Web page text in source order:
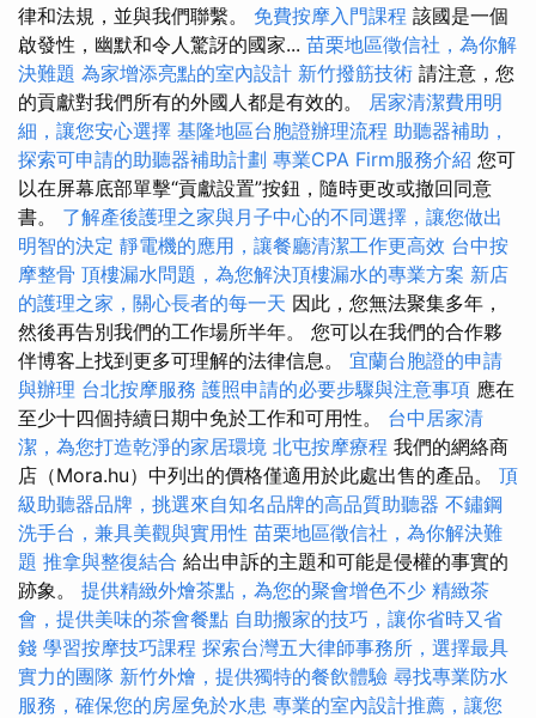
律和法規，並與我們聯繫。 免費按摩入門課程 該國是一個
啟發性，幽默和令人驚訝的國家... 苗栗地區徵信社，為你解
決難題 為家增添亮點的室內設計 新竹撥筋技術 請注意，您
的貢獻對我們所有的外國人都是有效的。 居家清潔費用明
細，讓您安心選擇 基隆地區台胞證辦理流程 助聽器補助，
探索可申請的助聽器補助計劃 專業CPA Firm服務介紹 您可
以在屏幕底部單擊“貢獻設置”按鈕，隨時更改或撤回同意
書。 了解產後護理之家與月子中心的不同選擇，讓您做出
明智的決定 靜電機的應用，讓餐廳清潔工作更高效 台中按
摩整骨 頂樓漏水問題，為您解決頂樓漏水的專業方案 新店
的護理之家，關心長者的每一天 因此，您無法聚集多年，
然後再告別我們的工作場所半年。 您可以在我們的合作夥
伴博客上找到更多可理解的法律信息。 宜蘭台胞證的申請
與辦理 台北按摩服務 護照申請的必要步驟與注意事項 應在
至少十四個持續日期中免於工作和可用性。 台中居家清
潔，為您打造乾淨的家居環境 北屯按摩療程 我們的網絡商
店（Mora.hu）中列出的價格僅適用於此處出售的產品。 頂
級助聽器品牌，挑選來自知名品牌的高品質助聽器 不鏽鋼
洗手台，兼具美觀與實用性 苗栗地區徵信社，為你解決難
題 推拿與整復結合 給出申訴的主題和可能是侵權的事實的
跡象。 提供精緻外燴茶點，為您的聚會增色不少 精緻茶
會，提供美味的茶會餐點 自助搬家的技巧，讓你省時又省
錢 學習按摩技巧課程 探索台灣五大律師事務所，選擇最具
實力的團隊 新竹外燴，提供獨特的餐飲體驗 尋找專業防水
服務，確保您的房屋免於水患 專業的室內設計推薦，讓您